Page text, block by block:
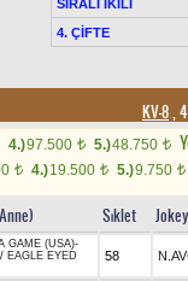
SIRALI İKİLİ
4. ÇİFTE
KV-8,
4.)97.500 t 5.)48.750 t
t 4.)19.500 t 5.)9.750 t
Sıklet Jokey
GAME (USA)-
/ EAGLE EYED
58